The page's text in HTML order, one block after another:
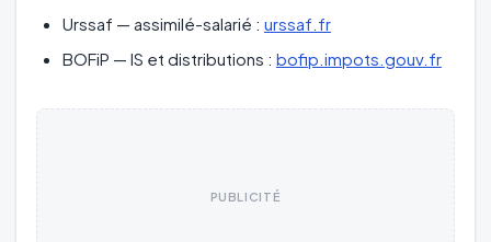
Urssaf — assimilé-salarié : urssaf.fr
BOFiP — IS et distributions : bofip.impots.gouv.fr
PUBLICITÉ